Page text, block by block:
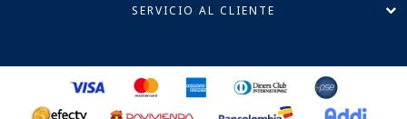
SERVICIO AL CLIENTE